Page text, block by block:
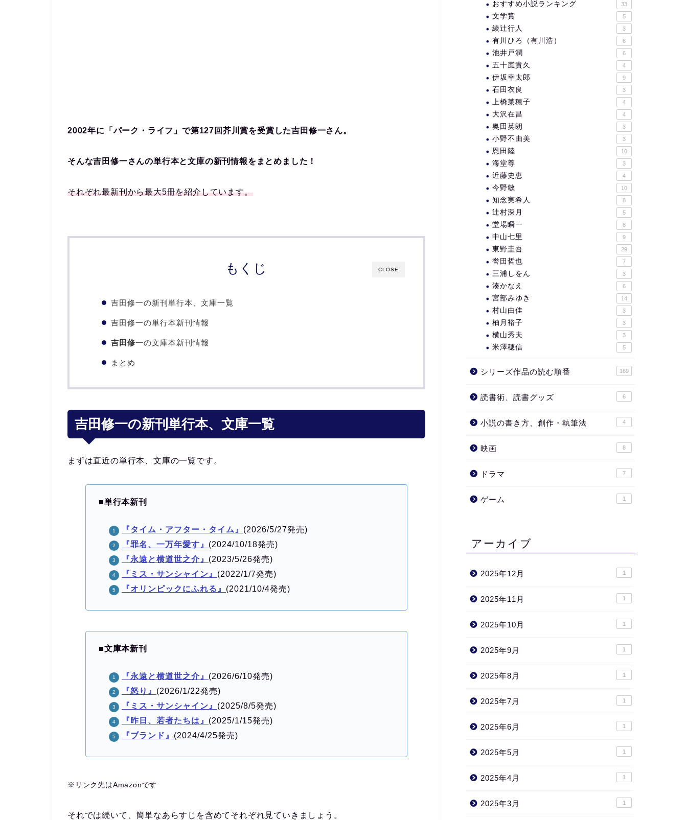
2002年に「パーク・ライフ」で第127回芥川賞を受賞した吉田修一さん。
そんな吉田修一さんの単行本と文庫の新刊情報をまとめました！
それぞれ最新刊から最大5冊を紹介しています。
CLOSE
もくじ
吉田修一の新刊単行本、文庫一覧
吉田修一の単行本新刊情報
吉田修一の文庫本新刊情報
まとめ
吉田修一の新刊単行本、文庫一覧
まずは直近の単行本、文庫の一覧です。
■単行本新刊
『タイム・アフター・タイム』 (2026/5/27発売)
『罪名、一万年愛す』 (2024/10/18発売)
『永遠と横道世之介』 (2023/5/26発売)
『ミス・サンシャイン』 (2022/1/7発売)
『オリンピックにふれる』 (2021/10/4発売)
■文庫本新刊
『永遠と横道世之介』 (2026/6/10発売)
『怒り』 (2026/1/22発売)
『ミス・サンシャイン』 (2025/8/5発売)
『昨日、若者たちは』 (2025/1/15発売)
『ブランド』 (2024/4/25発売)
※リンク先はAmazonです
それでは続いて、簡単なあらすじを含めてそれぞれ見ていきましょう。
おすすめ小説ランキング 33
文学賞 5
綾辻行人 3
有川ひろ（有川浩） 6
池井戸潤 6
五十嵐貴久 4
伊坂幸太郎 9
石田衣良 3
上橋菜穂子 4
大沢在昌 4
奥田英朗 3
小野不由美 3
恩田陸 10
海堂尊 3
近藤史恵 4
今野敏 10
知念実希人 8
辻村深月 5
堂場瞬一 8
中山七里 9
東野圭吾 29
誉田哲也 7
三浦しをん 3
湊かなえ 6
宮部みゆき 14
村山由佳 3
柚月裕子 3
横山秀夫 3
米澤穂信 5
シリーズ作品の読む順番 169
読書術、読書グッズ 6
小説の書き方、創作・執筆法 4
映画 8
ドラマ 7
ゲーム 1
アーカイブ
2025年12月 1
2025年11月 1
2025年10月 1
2025年9月 1
2025年8月 1
2025年7月 1
2025年6月 1
2025年5月 1
2025年4月 1
2025年3月 1